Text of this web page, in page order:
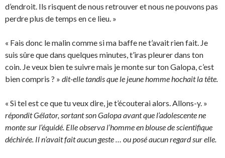
d’endroit. Ils risquent de nous retrouver et nous ne pouvons pas
perdre plus de temps en ce lieu. »
« Fais donc le malin comme si ma baffe ne t’avait rien fait. Je
suis sûre que dans quelques minutes, t’iras pleurer dans ton
coin. Je veux bien te suivre mais je monte sur ton Galopa, c’est
bien compris ? » dit-elle tandis que le jeune homme hochait la tête.
« Si tel est ce que tu veux dire, je t’écouterai alors. Allons-y. »
répondit Gélator, sortant son Galopa avant que l’adolescente ne
monte sur l’équidé. Elle observa l’homme en blouse de scientifique
déchirée. Il n’avait fait aucun geste … ou posé aucun regard sur elle.